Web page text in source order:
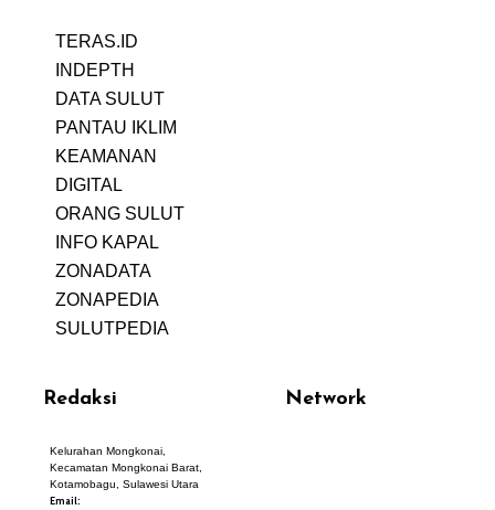
TERAS.ID
INDEPTH
DATA SULUT
PANTAU IKLIM
KEAMANAN
DIGITAL
ORANG SULUT
INFO KAPAL
ZONADATA
ZONAPEDIA
SULUTPEDIA
Redaksi
Kelurahan Mongkonai,
Kecamatan Mongkonai Barat,
Kotamobagu, Sulawesi Utara
Email:
Network